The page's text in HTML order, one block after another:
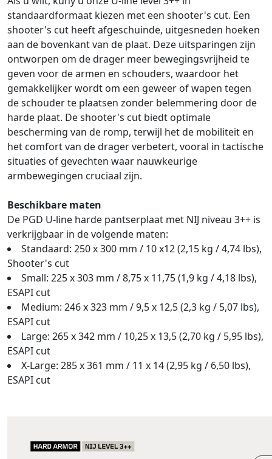
standaardformaat kiezen met een shooter's cut. Een
shooter's cut heeft afgeschuinde, uitgesneden hoeken
aan de bovenkant van de plaat. Deze uitsparingen zijn
ontworpen om de drager meer bewegingsvrijheid te
geven voor de armen en schouders, waardoor het
gemakkelijker wordt om een geweer of wapen tegen
de schouder te plaatsen zonder belemmering door de
harde plaat. De shooter's cut biedt optimale
bescherming van de romp, terwijl het de mobiliteit en
het comfort van de drager verbetert, vooral in tactische
situaties of gevechten waar nauwkeurige
armbewegingen cruciaal zijn.
Beschikbare maten
De PGD U-line harde pantserplaat met NIJ niveau 3++ is
verkrijgbaar in de volgende maten:
Standaard: 250 x 300 mm / 10 x12 (2,15 kg / 4,74 lbs),
Shooter's cut
Small: 225 x 303 mm / 8,75 x 11,75 (1,9 kg / 4,18 lbs),
ESAPI cut
Medium: 246 x 323 mm / 9,5 x 12,5 (2,3 kg / 5,07 lbs),
ESAPI cut
Large: 265 x 342 mm / 10,25 x 13,5 (2,70 kg / 5,95 lbs),
ESAPI cut
X-Large: 285 x 361 mm / 11 x 14 (2,95 kg / 6,50 lbs),
ESAPI cut